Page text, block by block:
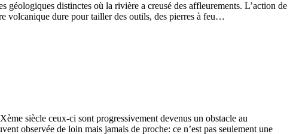
géologiques distinctes où la rivière a creusé des affleurements. L’action de
volcanique dure pour tailler des outils, des pierres à feu…
siècle ceux-ci sont progressivement devenus un obstacle au
observée de loin mais jamais de proche: ce n’est pas seulement une